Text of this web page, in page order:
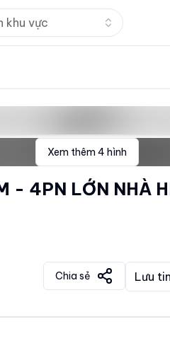
khu vực Nhấn
Xem thêm4 hình
- 4PN LỚN NHÀ
Chia sẻ Lưu tin